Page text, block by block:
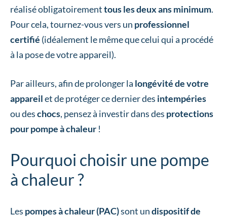
réalisé obligatoirementtous les deux ans minimum.
Pour cela, tournez-vous vers un professionnel
certifié (idéalement le même que celui qui a procédé
à la pose de votre appareil).
Par ailleurs, afin de prolonger la longévité de votre
appareilet de protéger ce dernier des intempéries
ou deschocs, pensez à investir dans des protections
pour pompe à chaleur !
Pourquoi choisir une pompe
à chaleur ?
Les pompes à chaleur (PAC)sont undispositif de